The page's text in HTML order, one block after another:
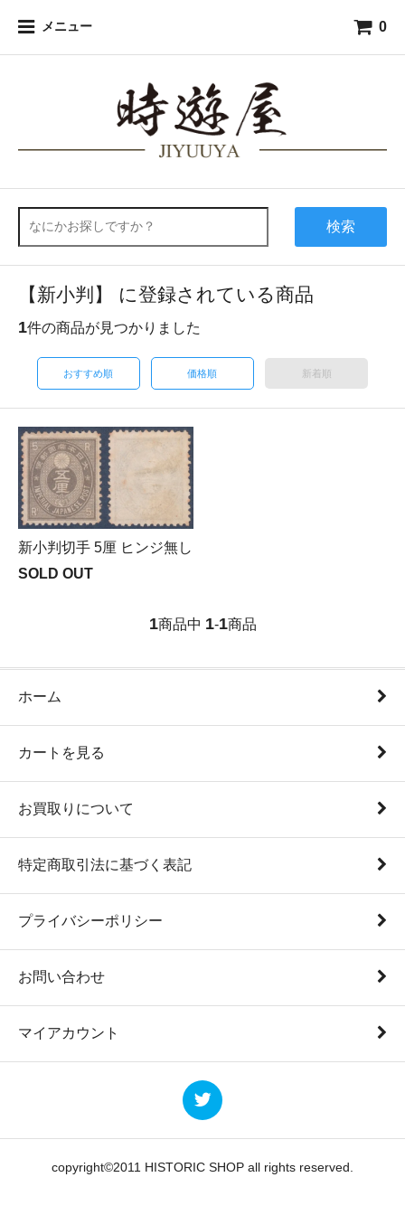
メニュー 0
検索
【新小判】 に登録されている商品
1件の商品が見つかりました
おすすめ順 価格順 新着順
新小判切手 5厘 ヒンジ無し
SOLD OUT
1商品中 1-1商品
ホーム
カートを見る
お買取りについて
特定商取引法に基づく表記
プライバシーポリシー
お問い合わせ
マイアカウント
copyright©2011 HISTORIC SHOP all rights reserved.